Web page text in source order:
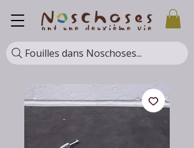
Fouilles dans Noschoses...